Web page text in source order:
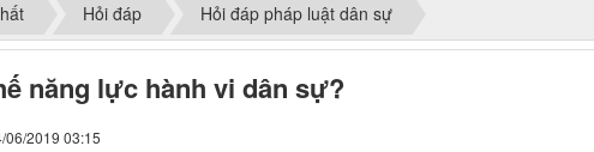
Hỏi đáp Hỏi đáp pháp luật dân sự
năng lực hành vi dân sự?
06/2019 03:15